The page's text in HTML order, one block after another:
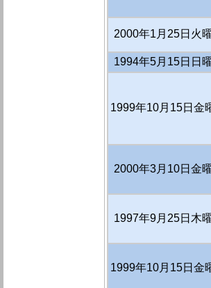
2000年1月25日火
1994年5月15日日
1999年10月15日金
2000年3月10日金
1997年9月25日木
1999年10月15日金